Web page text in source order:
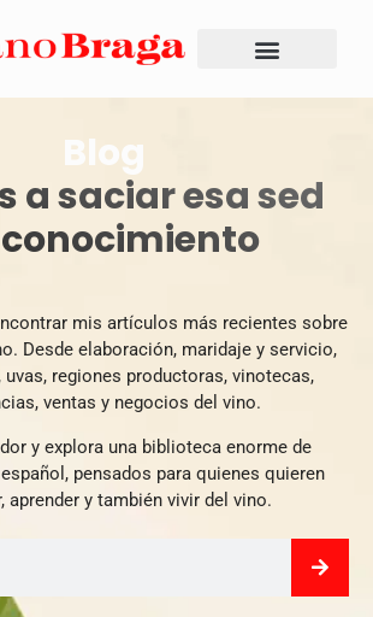
Blog
a saciar esa sed
mis artículos más recientes sobre
Desde elaboración, maridaje y servicio,
uvas, regiones productoras, vinotecas,
ventas y negocios del vino.
y explora una biblioteca enorme de
pensados para quienes quieren
aprender y también vivir del vino.